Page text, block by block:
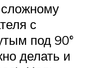
с
под 90°
делать и